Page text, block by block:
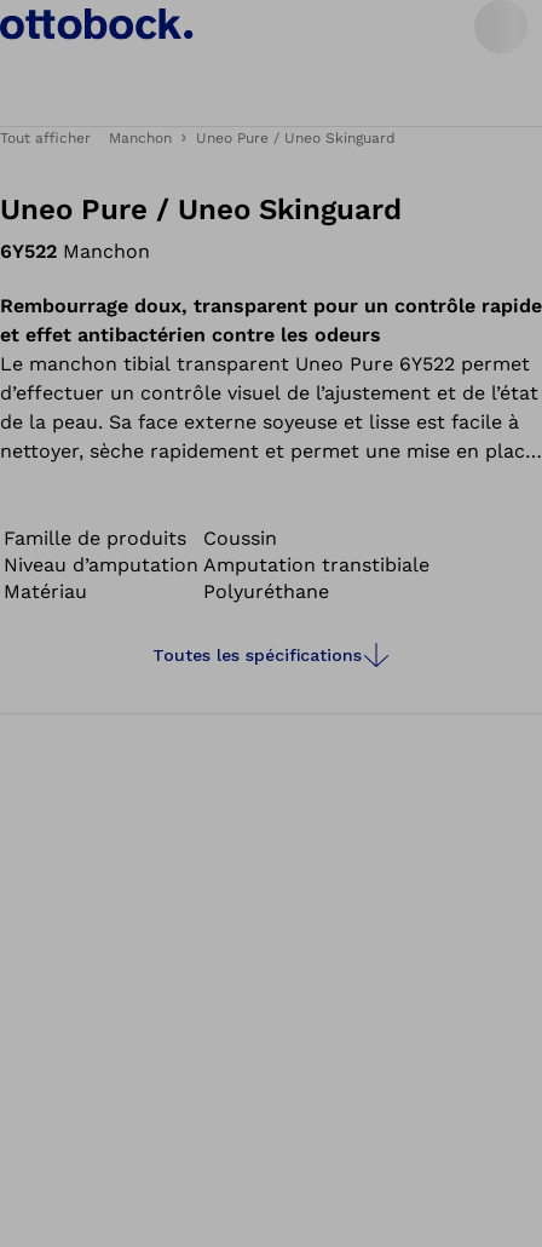
Tout afficher Manchon Uneo Pure / Uneo Skinguard
Uneo Pure / Uneo Skinguard
6Y522 Manchon
Rembourrage doux, transparent pour un contrôle rapide
et effet antibactérien contre les odeurs
Le manchon tibial transparent Uneo Pure 6Y522 permet
d’effectuer un contrôle visuel de l’ajustement et de l’état
de la peau. Sa face externe soyeuse et lisse est facile à
nettoyer, sèche rapidement et permet une mise en place
Famille de produits
Coussin
Niveau d’amputation Amputation transtibiale
Matériau
Polyuréthane
Toutes les spécifications